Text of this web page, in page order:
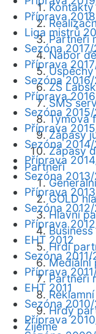
Partneři
Nábor
ZŠ
SMS
Týmová
Zápasy
Zápasy
Partneři
GOLD
Hlavní
Hrdí
Mediální
Partneři
Hrdý
Žijeme
Příprava
Liga mistrů
Sezóna 2017/
Příprava
Sezóna 2016/
Příprava
Sezóna
Příprava
Sezóna
Příprava
Sezóna
Příprava
Sezóna
Příprava
EHT 2012
Sezóna 2011/
Příprava
EHT 2011
Sezóna 2010/
Příprava